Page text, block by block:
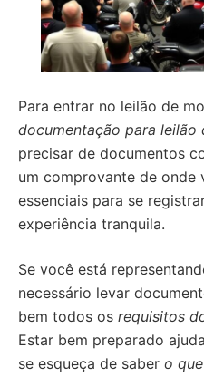
Para entrar no leilão de
documentação para leilão
precisar de documentos
um comprovante de onde
essenciais para se
experiência tranquila.
Se você está
necessário levar
bem todos os requisitos
Estar bem preparado
se esqueça de saber o